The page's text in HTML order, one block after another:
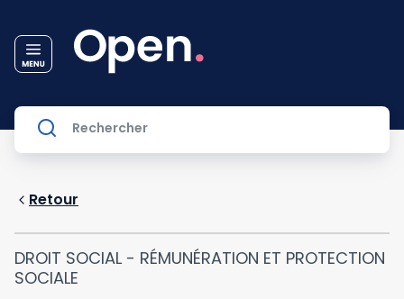
Retour
DROIT SOCIAL - RÉMUNÉRATION ET PROTECTION
SOCIALE